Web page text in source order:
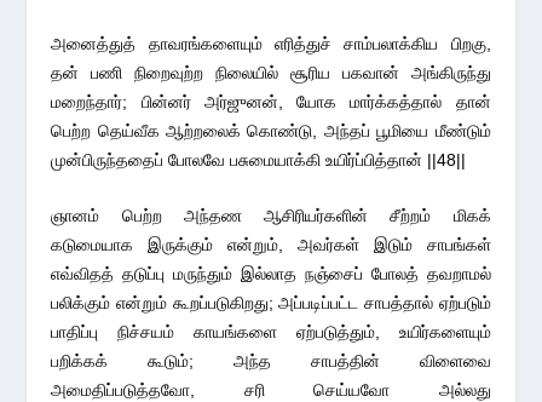
அனைத்துத் தாவரங்களையும் எரித்துச் சாம்பலாக்கிய பிறகு,
தன் பணி நிறைவுற்ற நிலையில் சூரிய பகவான் அங்கிருந்து
மறைந்தார்; பின்னர் அர்ஜுனன், யோக மார்க்கத்தால் தான்
பெற்ற தெய்வீக ஆற்றலைக் கொண்டு, அந்தப் பூமியை மீண்டும்
முன்பிருந்ததைப் போலவே பசுமையாக்கி உயிர்ப்பித்தான் ||48||
ஞானம் பெற்ற அந்தண ஆசிரியர்களின் சீற்றம் மிகக்
கடுமையாக இருக்கும் என்றும், அவர்கள் இடும் சாபங்கள்
எவ்விதத் தடுப்பு மருந்தும் இல்லாத நஞ்சைப் போலத் தவறாமல்
பலிக்கும் என்றும் கூறப்படுகிறது; அப்படிப்பட்ட சாபத்தால் ஏற்படும்
பாதிப்பு நிச்சயம் காயங்களை ஏற்படுத்தும், உயிர்களையும்
பறிக்கக் கூடும்; அந்த சாபத்தின் விளைவை
அமைதிப்படுத்தவோ, சரி செய்யவோ அல்லது